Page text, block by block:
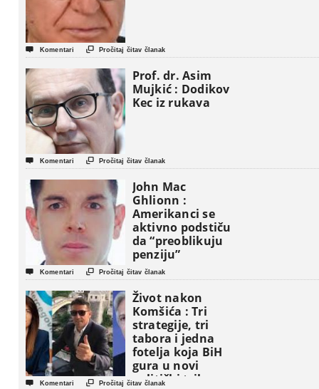
 Komentari  Pročitaj čitav članak
Prof. dr. Asim
Mujkić : Dodikov
Kec iz rukava
 Komentari  Pročitaj čitav članak
John Mac
Ghlionn :
Amerikanci se
aktivno podstiču
da “preoblikuju
penziju”
 Komentari  Pročitaj čitav članak
Život nakon
Komšića : Tri
strategije, tri
tabora i jedna
fotelja koja BiH
gura u novi
politički triler
 Komentari  Pročitaj čitav članak